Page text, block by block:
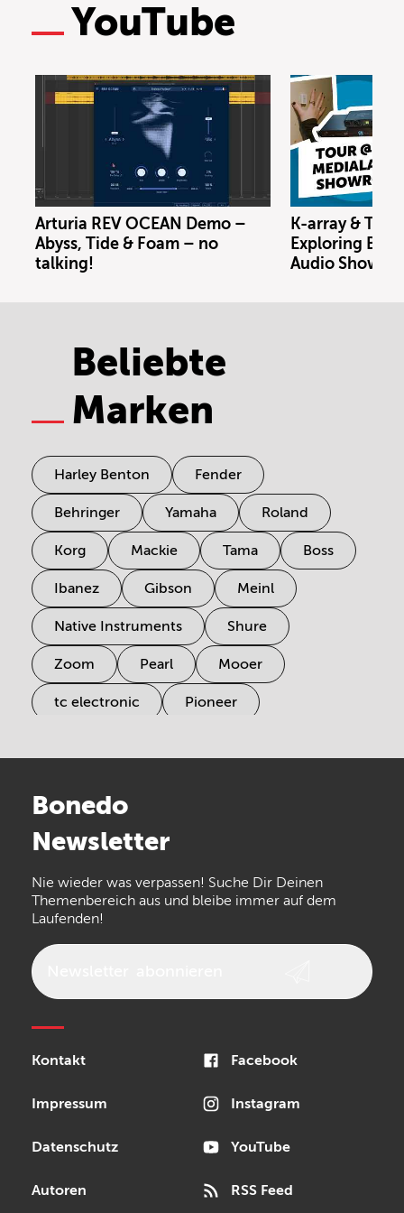
YouTube
Arturia REV OCEAN Demo –
Abyss, Tide & Foam – no
talking!
K-array &
Exploring
Audio
Beliebte
Marken
Harley Benton Fender
Behringer Yamaha Roland
Korg Mackie Tama Boss
Ibanez Gibson Meinl
Native Instruments Shure
Zoom Pearl Mooer
tc electronic Pioneer
Arturia
the t.bone
Walrus Audio Epiphone
Bonedo
Newsletter
Nie wieder was verpassen! Suche Dir Deinen
Themenbereich aus und bleibe immer auf dem
Laufenden!
Kontakt
Impressum
Datenschutz
Autoren
Facebook
Instagram
YouTube
RSS Feed